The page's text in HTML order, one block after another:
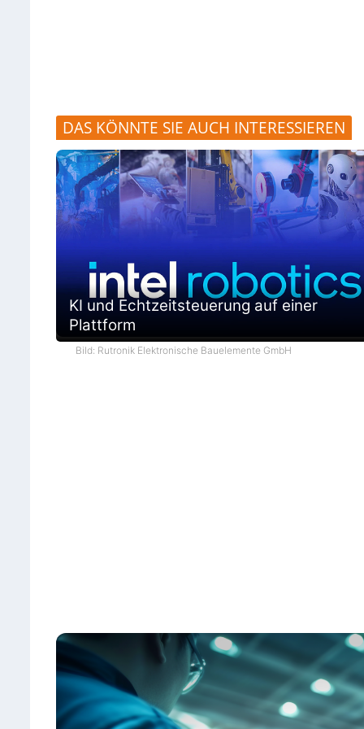
DAS KÖNNTE SIE AUCH INTERESSIEREN
KI und Echtzeitsteuerung auf einer
Plattform
Bild: Rutronik Elektronische Bauelemente GmbH